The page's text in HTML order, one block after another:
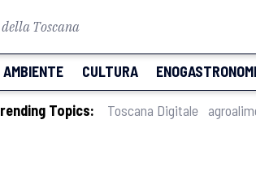
Toscana
AMBIENTE CULTURA
Topics: Toscana Digitale